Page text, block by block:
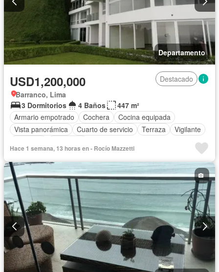
Departamento
USD1,200,000
Destacado
Barranco, Lima
3 Dormitorios
4 Baños
447 m²
Armario empotrado
Cochera
Cocina equipada
Vista panorámica
Cuarto de servicio Terraza
Vigilante
Hace 1 semana, 13 horas en - Rocío Mazzetti